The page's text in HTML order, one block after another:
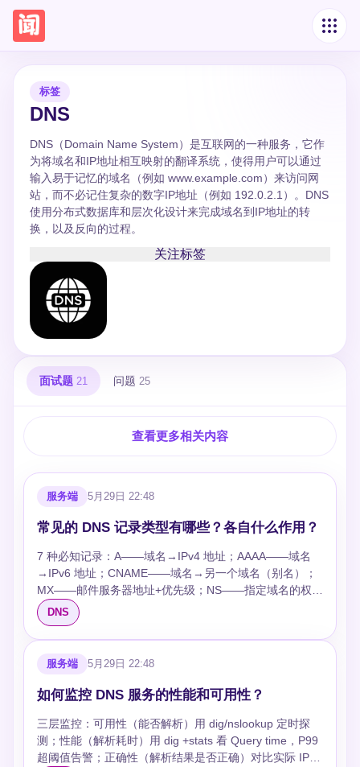
标签
DNS
DNS（Domain Name System）是互联网的一种服务，它作
为将域名和IP地址相互映射的翻译系统，使得用户可以通过
输入易于记忆的域名（例如 www.example.com）来访问网
站，而不必记住复杂的数字IP地址（例如 192.0.2.1）。DNS
使用分布式数据库和层次化设计来完成域名到IP地址的转
换，以及反向的过程。
关注标签
面试题 21 问题 25
查看更多相关内容
服务端 5月29日 22:48
常见的 DNS 记录类型有哪些？各自什么作用？
7 种必知记录：A——域名→IPv4 地址；AAAA——域名
→IPv6 地址；CNAME——域名→另一个域名（别名）；
MX——邮件服务器地址+优先级；NS——指定域名的权威
DNS 服务器；TXT——任意文本（SPF/DKIM/域名验
证）；SOA——主权威服务器信息+序列号+TTL。辅助记
录：SRV（指定服务端口和主机）、PTR（反向解析 IP→
域名）、CAA（指定允许的证书颁发机构）。 ## 追问
CNAME 要么 A。CNAME 意味着这个域名完全由目标域
example.com 用 A，www 用 CNAME 指向
example.com。 ### MX 优先级数字越小越优先吗？ 是
的。优先级 10 的比 20 的先尝试。常用配置：主服务器优
DNS
服务端 5月29日 22:48
如何监控 DNS 服务的性能和可用性？
三层监控：可用性（能否解析）用 dig/nslookup 定时探
测；性能（解析耗时）用 dig +stats 看 Query time，P99
超阈值告警；正确性（解析结果是否正确）对比实际 IP